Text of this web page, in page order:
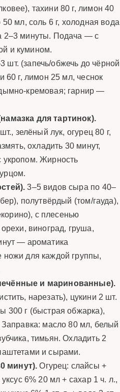
тахини 80 г, лимон 40
мл, соль 6 г, холодная вода
2–3 минуты. Подача — с
и кумином.
(запечь/обжечь до чёрной
60 г, лимон 25 мл, чеснок
кремовая; гарнир —
для тартинок).
зелёный лук, огурец 80 г,
охладить 30 минут,
укропом. Жирность
3–5 видов сыра по 40–
полутвёрдый (том/гауда),
с плесенью
виноград, груша,
— ароматика
ножи для каждой группы,
и маринованные).
нарезать), цукини 2 шт.
300 г (быстрая обжарка),
масло 80 мл, белый
тимьян. Охладить 2
и сырами.
минут).Огурец: слайсы +
6% 20 мл + сахар 1 ч. л.,